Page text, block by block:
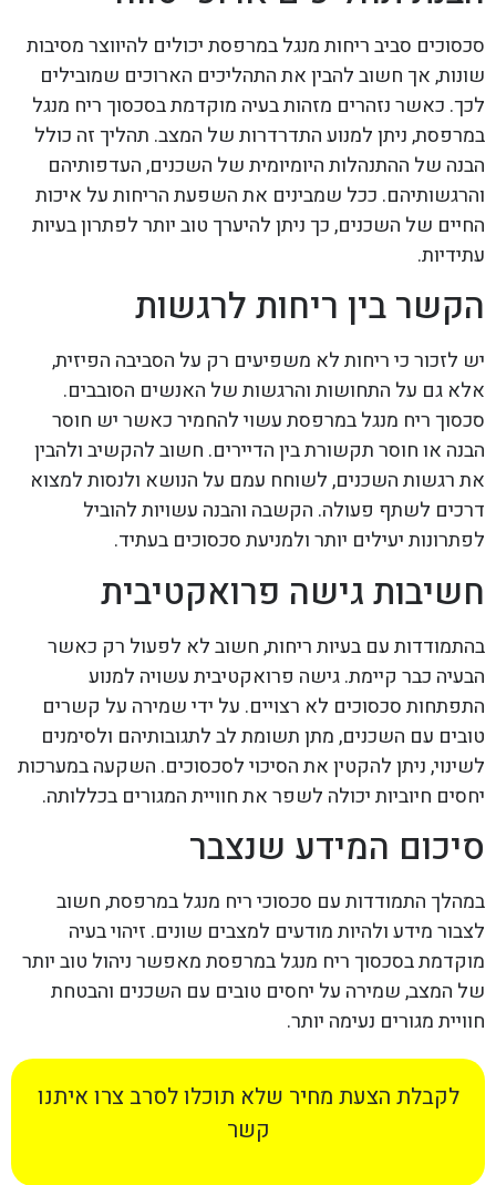
סכסוכים סביב ריחות מנגל במרפסת יכולים להיווצר מסיבות
שונות, אך חשוב להבין את התהליכים הארוכים שמובילים
לכך. כאשר נזהרים מזהות בעיה מוקדמת בסכסוך ריח מנגל
במרפסת, ניתן למנוע התדרדרות של המצב. תהליך זה כולל
הבנה של ההתנהלות היומיומית של השכנים, העדפותיהם
והרגשותיהם. ככל שמבינים את השפעת הריחות על איכות
החיים של השכנים, כך ניתן להיערך טוב יותר לפתרון בעיות
עתידיות.
הקשר בין ריחות לרגשות
יש לזכור כי ריחות לא משפיעים רק על הסביבה הפיזית,
אלא גם על התחושות והרגשות של האנשים הסובבים.
סכסוך ריח מנגל במרפסת עשוי להחמיר כאשר יש חוסר
הבנה או חוסר תקשורת בין הדיירים. חשוב להקשיב ולהבין
את רגשות השכנים, לשוחח עמם על הנושא ולנסות למצוא
דרכים לשתף פעולה. הקשבה והבנה עשויות להוביל
לפתרונות יעילים יותר ולמניעת סכסוכים בעתיד.
חשיבות גישה פרואקטיבית
בהתמודדות עם בעיות ריחות, חשוב לא לפעול רק כאשר
הבעיה כבר קיימת. גישה פרואקטיבית עשויה למנוע
התפתחות סכסוכים לא רצויים. על ידי שמירה על קשרים
טובים עם השכנים, מתן תשומת לב לתגובותיהם ולסימנים
לשינוי, ניתן להקטין את הסיכוי לסכסוכים. השקעה במערכות
יחסים חיוביות יכולה לשפר את חוויית המגורים בכללותה.
סיכום המידע שנצבר
במהלך התמודדות עם סכסוכי ריח מנגל במרפסת, חשוב
לצבור מידע ולהיות מודעים למצבים שונים. זיהוי בעיה
מוקדמת בסכסוך ריח מנגל במרפסת מאפשר ניהול טוב יותר
של המצב, שמירה על יחסים טובים עם השכנים והבטחת
חוויית מגורים נעימה יותר.
לקבלת הצעת מחיר שלא תוכלו לסרב צרו איתנו
קשר